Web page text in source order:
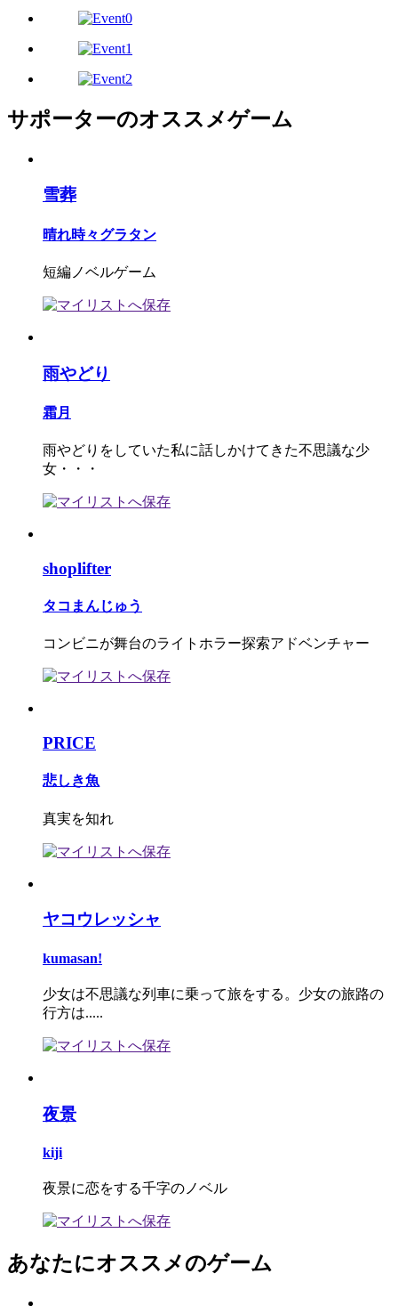
サポーターのオススメゲーム
雪葬
晴れ時々グラタン
短編ノベルゲーム
雨やどり
霜月
雨やどりをしていた私に話しかけてきた不思議な少
女・・・
shoplifter
タコまんじゅう
コンビニが舞台のライトホラー探索アドベンチャー
PRICE
悲しき魚
真実を知れ
ヤコウレッシャ
kumasan!
少女は不思議な列車に乗って旅をする。少女の旅路の
行方は.....
夜景
kiji
夜景に恋をする千字のノベル
あなたにオススメのゲーム